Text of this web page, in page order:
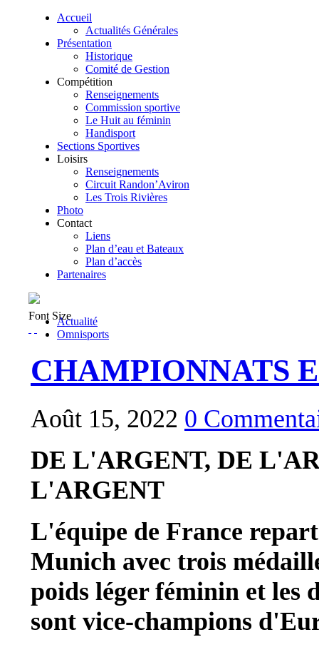
Accueil
Actualités Générales
Présentation
Historique
Comité de Gestion
Compétition
Renseignements
Commission sportive
Le Huit au féminin
Handisport
Sections Sportives
Loisirs
Renseignements
Circuit Randon’Aviron
Les Trois Rivières
Photo
Contact
Liens
Plan d’eau et Bateaux
Plan d’accès
Partenaires
Actualité
Omnisports
Font Size
CHAMPIONNATS
Août 15, 2022 0
DE L'ARGENT, DE
L'ARGENT
L'équipe de France
Munich avec trois
poids léger féminin et les
sont vice-champions